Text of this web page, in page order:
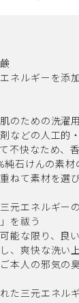
ネルギーを添加
のための洗濯
などの人工的
不快なため、
純石けんの素
ねて素材を選
元エネルギー
を祓う
能な限り、良
、爽快な洗い
本人の邪気の
た三元エネル